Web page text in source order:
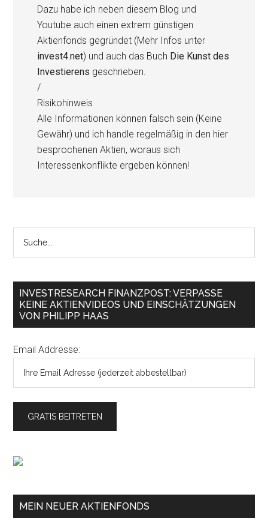
Dazu habe ich neben diesem Blog und
Youtube auch einen extrem günstigen
Aktienfonds gegründet (Mehr Infos unter
invest4.net) und auch das Buch Die Kunst des
Investierens geschrieben.
/
Risikohinweis
Alle Informationen können falsch sein (Keine
Gewähr) und ich handle regelmäßig in den hier
besprochenen Aktien, woraus sich
Interessenkonflikte ergeben können!
INVESTRESEARCH FINANZPOST: VERPASSE
KEINE AKTIENVIDEOS UND EINSCHÄTZUNGEN
VON PHILIPP HAAS
Email Addresse:
MEIN NEUER AKTIENFONDS